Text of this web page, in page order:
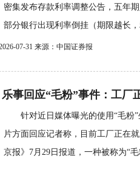
密集发布存款利率调整公告，五年
部分银行出现利率倒挂（期限越长
07-31 来源：中国证券报
乐事回应“毛粉”事件：工厂
针对近日媒体曝光的使用“毛粉”
片方面回应记者称，目前工厂正
京报》7月29日报道，一种被称为“